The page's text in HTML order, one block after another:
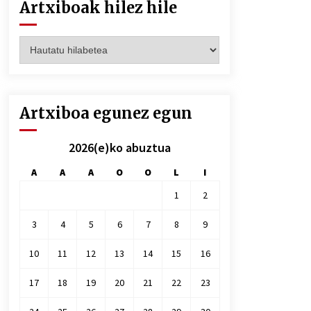
Artxiboak hilez hile
hilez
Artxiboa egunez egun
2026(e)ko abuztua
A A A O O L
I
1
2
3 4 5 6 7 8 9
10 11 12 13 14 15 16
17 18 19 20 21 22 23